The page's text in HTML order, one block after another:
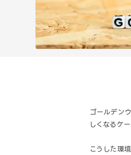
ゴールデン
しくなるケ
こうした環